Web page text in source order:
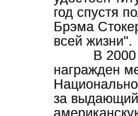
год спустя
Брэма
всей жизни".
В 2000
награжден
за